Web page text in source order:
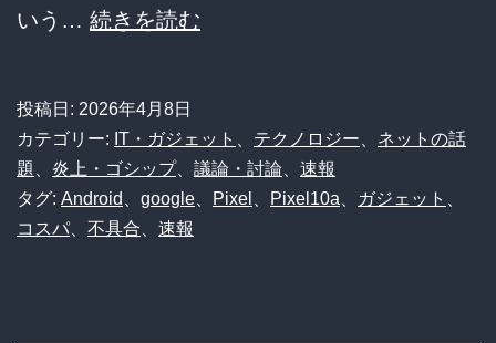
いう… 続きを読む
Pixel10a「9b」
疑
惑
投稿日: 2026年4月8日
カテゴリー: IT・ガジェット テクノロジー
ネットの話
題
炎上・ゴシップ、 議論・討論
速報
タグ: Android google Pixel Pixel10a ガジェット
コスパ
不具合 速報